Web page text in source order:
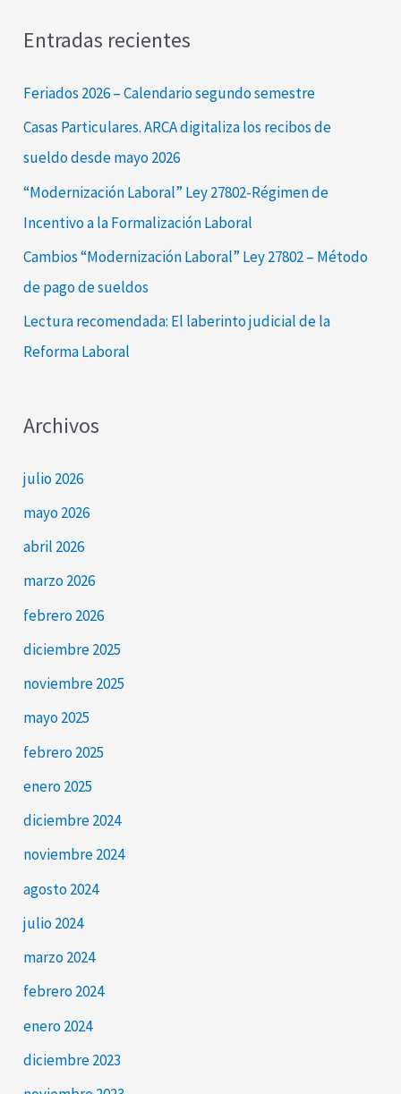
c
a
Entradas recientes
Feriados 2026 – Calendario segundo semestre
Casas Particulares. ARCA digitaliza los recibos de
sueldo desde mayo 2026
“Modernización Laboral” Ley 27802-Régimen de
Incentivo a la Formalización Laboral
Cambios “Modernización Laboral” Ley 27802 – Método
de pago de sueldos
Lectura recomendada: El laberinto judicial de la
Reforma Laboral
Archivos
julio 2026
mayo 2026
abril 2026
marzo 2026
febrero 2026
diciembre 2025
noviembre 2025
mayo 2025
febrero 2025
enero 2025
diciembre 2024
noviembre 2024
agosto 2024
julio 2024
marzo 2024
febrero 2024
enero 2024
diciembre 2023